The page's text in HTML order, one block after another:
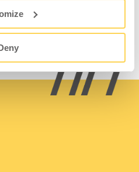
Pfand, Papier und